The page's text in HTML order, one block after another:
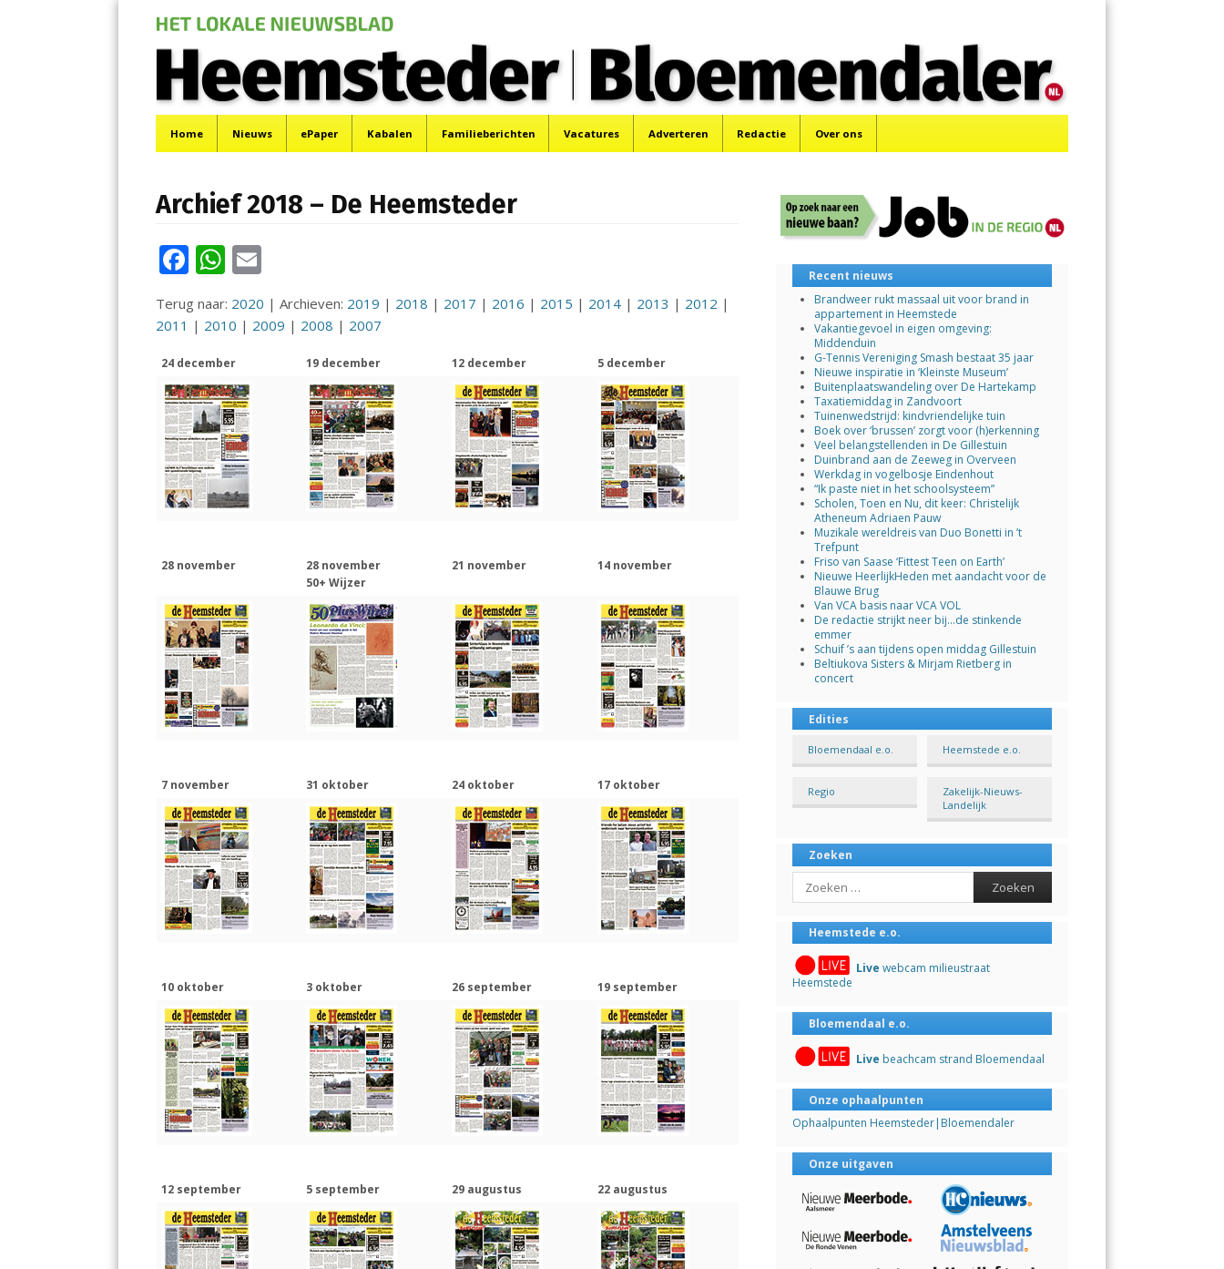
Menu
Home Nieuws ePaper Kabalen Familieberichten Vacatures Adverteren Redactie Over ons
Archief 2018 – De Heemsteder
F
e
b
o
o
k
W
at
A
p
p
m
ai
Terug naar: 2020 | Archieven: 2019 | 2018 | 2017 | 2016 | 2015 | 2014 | 2013 | 2012 |
2011 | 2010 | 2009 | 2008 | 2007
24 december 19 december 12 december 5 december
28 november
28 november
50+ Wijzer
21 november 14 november
7 november 31 oktober 24 oktober 17 oktober
10 oktober 3 oktober 26 september 19 september
12 september 5 september 29 augustus 22 augustus
Recent nieuws
Brandweer rukt massaal uit voor brand in
appartement in Heemstede
Vakantiegevoel in eigen omgeving:
Middenduin
G-Tennis Vereniging Smash bestaat 35 jaar
Nieuwe inspiratie in ‘Kleinste Museum’
Buitenplaatswandeling over De Hartekamp
Taxatiemiddag in Zandvoort
Tuinenwedstrijd: kindvriendelijke tuin
Boek over ‘brussen’ zorgt voor (h)erkenning
Veel belangstellenden in De Gillestuin
Duinbrand aan de Zeeweg in Overveen
Werkdag in vogelbosje Eindenhout
“Ik paste niet in het schoolsysteem”
Scholen, Toen en Nu, dit keer: Christelijk
Atheneum Adriaen Pauw
Muzikale wereldreis van Duo Bonetti in ’t
Trefpunt
Friso van Saase ‘Fittest Teen on Earth’
Nieuwe HeerlijkHeden met aandacht voor de
Blauwe Brug
Van VCA basis naar VCA VOL
De redactie strijkt neer bij…de stinkende
emmer
Schuif ’s aan tijdens open middag Gillestuin
Beltiukova Sisters & Mirjam Rietberg in
concert
Edities
Bloemendaal e.o. Heemstede e.o.
Regio
Zakelijk-Nieuws-
Landelijk
Zoeken
Search
Heemstede e.o.
Live webcam milieustraat
Heemstede
Bloemendaal e.o.
Live beachcam strand Bloemendaal
Onze ophaalpunten
Ophaalpunten Heemsteder|Bloemendaler
Onze uitgaven